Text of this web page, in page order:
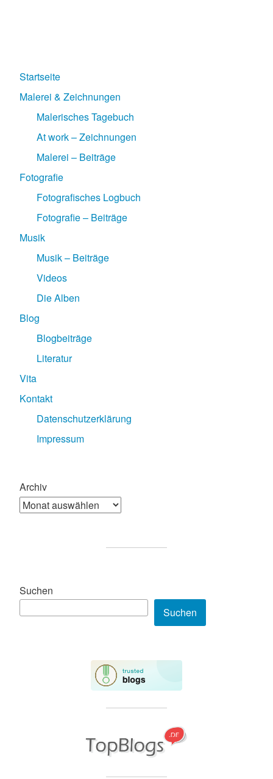
Startseite
Malerei & Zeichnungen
Malerisches Tagebuch
At work – Zeichnungen
Malerei – Beiträge
Fotografie
Fotografisches Logbuch
Fotografie – Beiträge
Musik
Musik – Beiträge
Videos
Die Alben
Blog
Blogbeiträge
Literatur
Vita
Kontakt
Datenschutzerklärung
Impressum
Archiv
Suchen
Suchen